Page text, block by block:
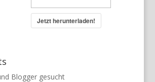
Jetzt herunterladen!
Blogger gesucht